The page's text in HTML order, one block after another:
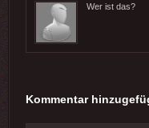
Wer ist das?
Kommentar